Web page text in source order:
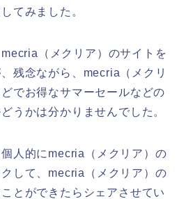
てみました。
（メクリア）のサイトを
残念ながら、mecria（メクリ
でお得なサマーセールなどの
うかは分かりませんでした。
人的にmecria（メクリア）の
して、mecria（メクリア）の
とができたらシェアさせてい